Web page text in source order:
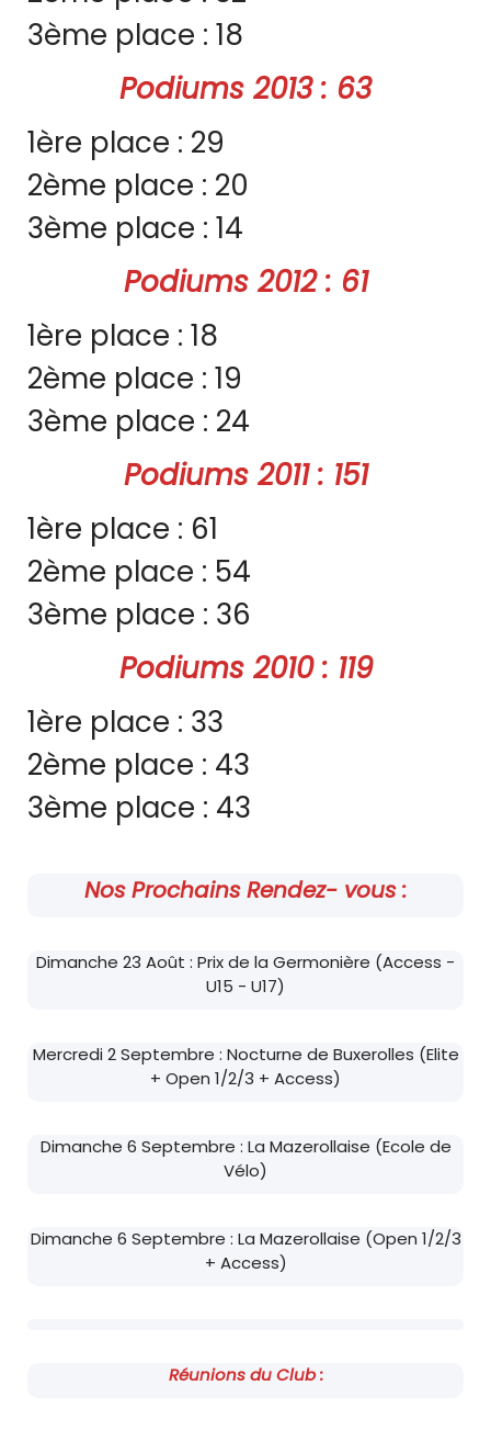
3ème place : 18
Podiums 2013 : 63
1ère place : 29
2ème place : 20
3ème place : 14
Podiums 2012 : 61
1ère place : 18
2ème place : 19
3ème place : 24
Podiums 2011 : 151
1ère place : 61
2ème place : 54
3ème place : 36
Podiums 2010 : 119
1ère place : 33
2ème place : 43
3ème place : 43
Nos Prochains Rendez- vous :
Dimanche 23 Août : Prix de la Germonière (Access -
U15 - U17)
Mercredi 2 Septembre : Nocturne de Buxerolles (Elite
+ Open 1/2/3 + Access)
Dimanche 6 Septembre : La Mazerollaise (Ecole de
Vélo)
Dimanche 6 Septembre : La Mazerollaise (Open 1/2/3
+ Access)
Réunions du Club :